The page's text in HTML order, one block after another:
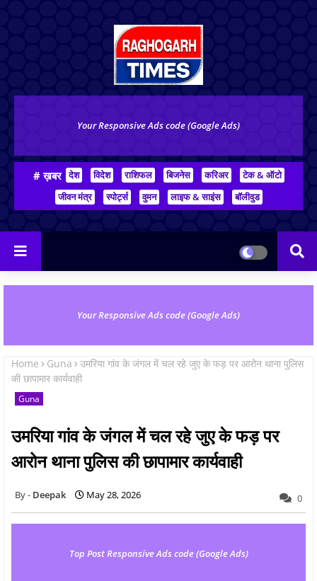
Your Responsive Ads code (Google Ads)
# ख़बर देश विदेश राशिफल बिजनेस करिअर
टेक & ऑटो
जीवन मंत्र
स्पोर्ट्स वुमन लाइफ & साइंस बॉलीवुड
Your Responsive Ads code (Google Ads)
Home Guna
उमरिया गांव के जंगल में चल रहे जुए के फड़ पर आरोन थाना पुलिस
की छापामार कार्यवाही
Guna
उमरिया गांव के जंगल में चल रहे जुए के फड़ पर
आरोन थाना पुलिस की छापामार कार्यवाही
Deepak May 28, 2026 0
Top Post Responsive Ads code (Google Ads)